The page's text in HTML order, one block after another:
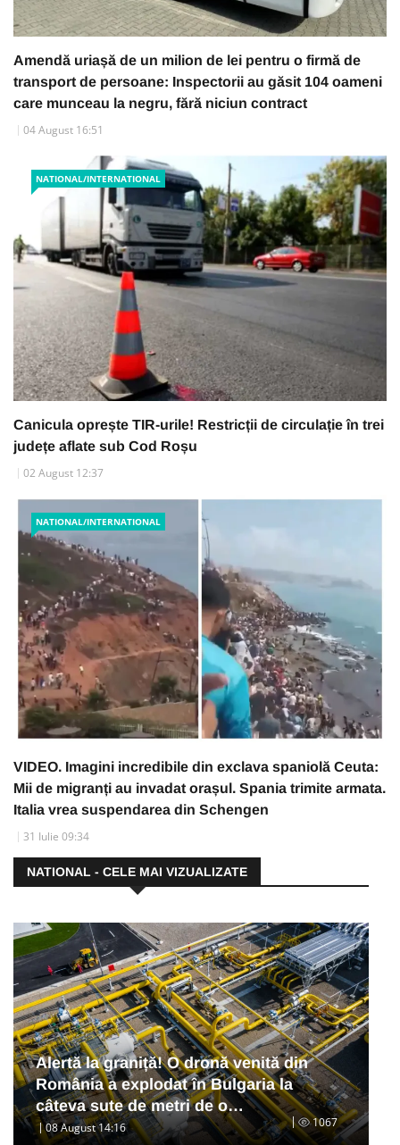
Amendă uriașă de un milion de lei pentru o firmă de
transport de persoane: Inspectorii au găsit 104 oameni
care munceau la negru, fără niciun contract
04 August 16:51
NATIONAL/INTERNATIONAL
Canicula oprește TIR-urile! Restricții de circulație în trei
județe aflate sub Cod Roșu
02 August 12:37
NATIONAL/INTERNATIONAL
VIDEO. Imagini incredibile din exclava spaniolă Ceuta:
Mii de migranți au invadat orașul. Spania trimite armata.
Italia vrea suspendarea din Schengen
31 Iulie 09:34
NATIONAL - CELE MAI VIZUALIZATE
Alertă la graniță! O dronă venită din
România a explodat în Bulgaria la
câteva sute de metri de o…
08 August 14:16 1067